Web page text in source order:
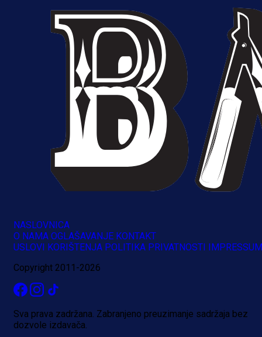
A Selekcija
Brat Kerima Alajbegovića pozvan
Više vijesti
NASLOVNICA
O NAMA OGLAŠAVANJE KONTAKT
USLOVI KORIŠTENJA POLITIKA PRIVATNOSTI IMPRESSUM
Copyright 2011-2026
Sva prava zadržana. Zabranjeno preuzimanje sadržaja bez
dozvole izdavača.